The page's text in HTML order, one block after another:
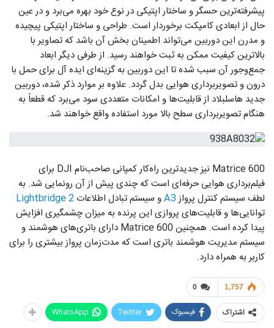
پیشرفته‌‌ترین حسگر و ساختار اپتیکی در نوع خود بهره می‌برد و در عین
حال از ابعادی کامپکت برخوردار است. طراحی و ساختار اپتیکی پیچیده
و مدرن این دوربین می‌تواند اطمینان بخش آن باشد که تصاویر با
بالاترین کیفیت ممکن به ثبت خواهند رسید. از طرفی دیگر ابعاد
جمع‌و‌جور آن سبب شده تا این دوربین به گزینه‌ای ایده آل برای حمل با
درون و تصویربرداری هوایی بدل گردد. علاوه بر موارد ذکر شده، دوربین
جدید هاسلبلاد از قابلیت‌ها و امکانات متعددی سود می‌برد که قطعاً به
هنگام تصویربرداری سطح بالا مورد استفاده واقع خواهند شد.
Matrice 600 نیز جدیدترین راه‌کار کمپانی صاحب‌نام DJI برای
فیلم‌برداری هوایی حرفه‌ای است که چندی پیش از آن رونمایی شد. به
لطف سیستم کنترل پرواز A3و سیستم تبادل اطلاعات Lightbridge 2
توانایی‌ها و قابلیت‌های پروازی این پرنده به میزان چشمگیری افزایش
پیدا کرده است. همچنین Matrice 600 دارای باتری‌های هوشمند و
سیستم مدیریت هوشمند باتری است که مدت‌زمان پرواز بیشتری را برای
کاربر به همراه دارد.
0 1,757
اشتراک فیسبوک Twitter
WhatsApp